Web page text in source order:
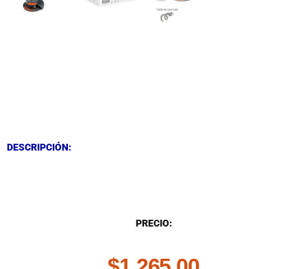
DESCRIPCIÓN:
PRECIO: